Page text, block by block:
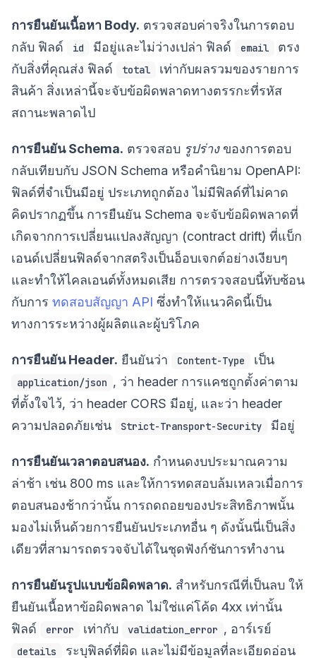
การยืนยันเนื้อหา Body. ตรวจสอบค่าจริงในการตอบ
กลับ ฟิลด์
id มีอยู่และไม่ว่างเปล่า ฟิลด์ email
ตรง
กับสิ่งที่คุณส่ง ฟิลด์
total
เท่ากับผลรวมของรายการ
สินค้า สิ่งเหล่านี้จะจับข้อผิดพลาดทางตรรกะที่รหัส
สถานะพลาดไป
การยืนยัน Schema. ตรวจสอบ รูปร่างของการตอบ
กลับเทียบกับ JSON Schema หรือคำนิยาม OpenAPI:
ฟิลด์ที่จำเป็นมีอยู่ ประเภทถูกต้อง ไม่มีฟิลด์ที่ไม่คาด
คิดปรากฏขึ้น การยืนยัน Schema จะจับข้อผิดพลาดที่
เกิดจากการเปลี่ยนแปลงสัญญา (contract drift) ที่แบ็ก
เอนด์เปลี่ยนฟิลด์จากสตริงเป็นอ็อบเจกต์อย่างเงียบๆ
และทำให้ไคลเอนต์ทั้งหมดเสีย การตรวจสอบนี้ทับซ้อน
กับการ ทดสอบสัญญา API ซึ่งทำให้แนวคิดนี้เป็น
ทางการระหว่างผู้ผลิตและผู้บริโภค
การยืนยัน Header. ยืนยันว่า Content-Type เป็น
application/json , ว่า header การแคชถูกตั้งค่าตาม
ที่ตั้งใจไว้, ว่า header CORS มีอยู่, และว่า header
ความปลอดภัยเช่น
Strict-Transport-Security มีอยู่
การยืนยันเวลาตอบสนอง. กำหนดงบประมาณความ
ล่าช้า เช่น 800 ms และให้การทดสอบล้มเหลวเมื่อการ
ตอบสนองช้ากว่านั้น การถดถอยของประสิทธิภาพนั้น
มองไม่เห็นด้วยการยืนยันประเภทอื่น ๆ ดังนั้นนี่เป็นสิ่ง
เดียวที่สามารถตรวจจับได้ในชุดฟังก์ชันการทำงาน
การยืนยันรูปแบบข้อผิดพลาด. สำหรับกรณีที่เป็นลบ ให้
ยืนยันเนื้อหาข้อผิดพลาด ไม่ใช่แค่โค้ด 4xx เท่านั้น
ฟิลด์
error เท่ากับ validation_error , อาร์เรย์
details
ระบุฟิลด์ที่ผิด และไม่มีข้อมูลที่ละเอียดอ่อน